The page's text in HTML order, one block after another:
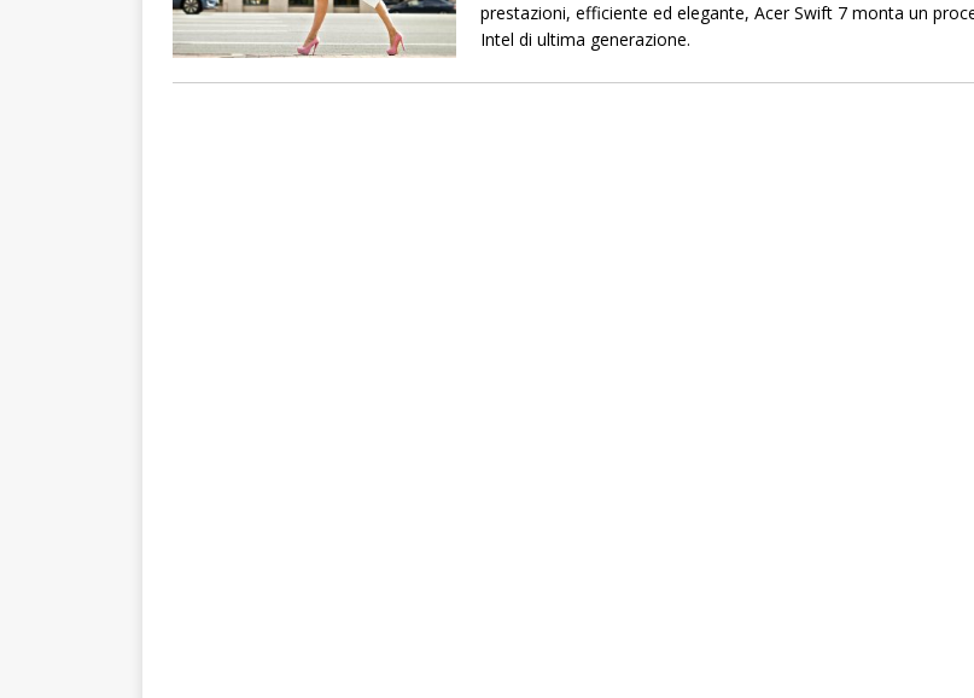
prestazioni, efficiente ed elegante, Acer Swift 7 monta un
Intel di ultima generazione.